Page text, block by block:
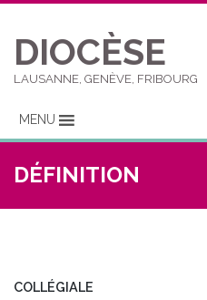
DIOCÈSE
LAUSANNE, GENÈVE, FRIBOURG
MENU
DÉFINITION
COLLÉGIALE